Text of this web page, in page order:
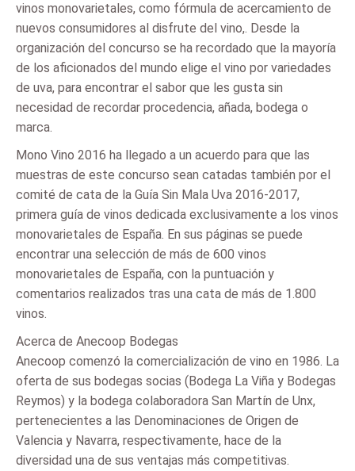
vinos monovarietales, como fórmula de acercamiento de
nuevos consumidores al disfrute del vino,. Desde la
organización del concurso se ha recordado que la mayoría
de los aficionados del mundo elige el vino por variedades
de uva, para encontrar el sabor que les gusta sin
necesidad de recordar procedencia, añada, bodega o
marca.
Mono Vino 2016 ha llegado a un acuerdo para que las
muestras de este concurso sean catadas también por el
comité de cata de la Guía Sin Mala Uva 2016-2017,
primera guía de vinos dedicada exclusivamente a los vinos
monovarietales de España. En sus páginas se puede
encontrar una selección de más de 600 vinos
monovarietales de España, con la puntuación y
comentarios realizados tras una cata de más de 1.800
vinos.
Acerca de Anecoop Bodegas
Anecoop comenzó la comercialización de vino en 1986. La
oferta de sus bodegas socias (Bodega La Viña y Bodegas
Reymos) y la bodega colaboradora San Martín de Unx,
pertenecientes a las Denominaciones de Origen de
Valencia y Navarra, respectivamente, hace de la
diversidad una de sus ventajas más competitivas.